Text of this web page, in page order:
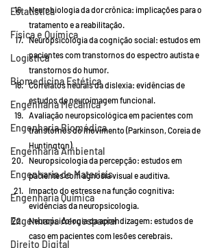
Estatística
Física e Química
Logística
Biomedicina Estética
Engenharia Mecânica
Engenharia Biomédica
Engenharia Ambiental
Engenharia de Materiais
Engenharia Química
Engenharia Aeroespacial
Direito Digital
Neurobiologia da dor crônica: implicações para o
tratamento e a reabilitação.
Neuropsicologia da cognição social: estudos em
pacientes com transtornos do espectro autista e
transtornos do humor.
Correlatos neurais da dislexia: evidências de
estudos de neuroimagem funcional.
Avaliação neuropsicológica em pacientes com
transtornos do movimento (Parkinson, Coreia de
Huntington).
Neuropsicologia da percepção: estudos em
pacientes com agnosia visual e auditiva.
Impacto do estresse na função cognitiva:
evidências da neuropsicologia.
Neuropsicologia da aprendizagem: estudos de
caso em pacientes com lesões cerebrais.